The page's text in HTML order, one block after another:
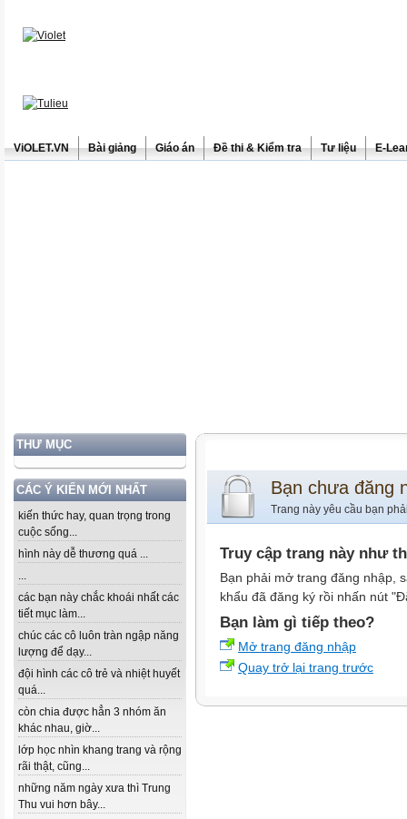
ViOLET.VN Bài giảng Giáo án Đề thi & Kiểm tra Tư liệu E-
THƯ MỤC
CÁC Ý KIẾN MỚI NHẤT
kiến thức hay, quan trọng trong
cuộc sống...
hình này dễ thương quá ...
...
các bạn này chắc khoái nhất các
tiết mục làm...
chúc các cô luôn tràn ngập năng
lượng để dạy...
đội hình các cô trẻ và nhiệt huyết
quá...
còn chia được hẳn 3 nhóm ăn
khác nhau, giờ...
lớp học nhìn khang trang và rộng
rãi thật, cũng...
những năm ngày xưa thì Trung
Thu vui hơn bây...
Bạn chưa đăng
Trang này yêu cầu bạn
Truy cập trang này như
Bạn phải mở trang đăng nhập,
khẩu đã đăng ký rồi nhấn nút
Bạn làm gì tiếp theo?
Mở trang đăng nhập
Quay trở lại trang trước